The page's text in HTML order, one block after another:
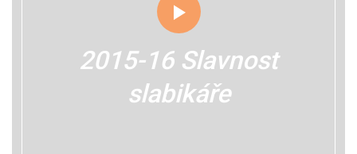
2015-16 Slavnost
slabikáře